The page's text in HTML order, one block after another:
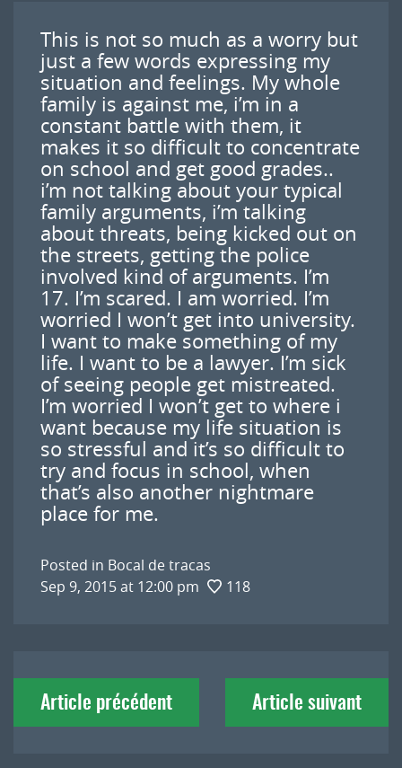
This is not so much as a worry but
just a few words expressing my
situation and feelings. My whole
family is against me, i’m in a
constant battle with them, it
makes it so difficult to concentrate
on school and get good grades..
i’m not talking about your typical
family arguments, i’m talking
about threats, being kicked out on
the streets, getting the police
involved kind of arguments. I’m
17. I’m scared. I am worried. I’m
worried I won’t get into university.
I want to make something of my
life. I want to be a lawyer. I’m sick
of seeing people get mistreated.
I’m worried I won’t get to where i
want because my life situation is
so stressful and it’s so difficult to
try and focus in school, when
that’s also another nightmare
place for me.
Posted in Bocal de tracas
Sep 9, 2015 at 12:00 pm
118
Navigation
deArticle précédent Article suivant